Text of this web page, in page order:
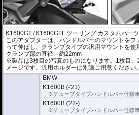
K1600GT / K1600GTL ツーリング カスタムパーツ
このアダプターは、ハンドルバーのマウントを
って伸ばし、クランプタイプの汎用マウントを使
クランプ部の直径 約22mm
※製品は3枚目の写真のものになります。1枚目、
メージです。汎用ホルダーは別途ご用意ください。
BMW
K1600B (-'21)
※チュープタイプハンドルバー仕様
K1600B ('22-)
※チュープタイプハンドルバー仕様